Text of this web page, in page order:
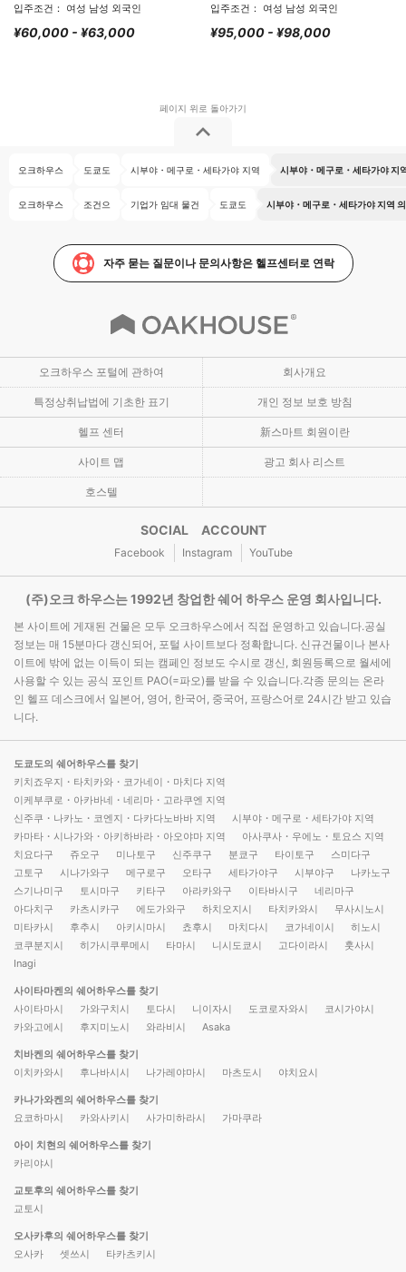
입주조건： 여성 남성 외국인
¥60,000 - ¥63,000
입주조건： 여성 남성 외국인
¥95,000 - ¥98,000
오크하우스 도쿄도 시부야・메구로・세타가야 지역 시부야・메구로・세타가야 지
오크하우스 조건으 기업가 임대 물건 도쿄도 시부야・메구로・세타가야 지역
자주 묻는 질문이나 문의사항은 헬프센터로 연락
오크하우스 포털에 관하여 회사개요
특정상취납법에 기초한 표기 개인 정보 보호 방침
헬프 센터 新스마트 회원이란
사이트 맵 광고 회사 리스트
호스텔
SOCIAL ACCOUNT
Facebook Instagram YouTube
(주)오크 하우스는 1992년 창업한 쉐어 하우스 운영 회사입니다.
본 사이트에 게재된 건물은 모두 오크하우스에서 직접 운영하고 있습니다.공실
정보는 매 15분마다 갱신되어, 포털 사이트보다 정확합니다. 신규건물이나 본사
이트에 밖에 없는 이득이 되는 캠페인 정보도 수시로 갱신, 회원등록으로 월세에
사용할 수 있는 공식 포인트 PAO(=파오)를 받을 수 있습니다.각종 문의는 온라
인 헬프 데스크에서 일본어, 영어, 한국어, 중국어, 프랑스어로 24시간 받고 있습
니다.
도쿄도의 쉐어하우스를 찾기
키치죠우지・타치카와・코가네이・마치다 지역
이케부쿠로・아카바네・네리마・고라쿠엔 지역
신주쿠・나카노・코엔지・다카다노바바 지역
시부야・메구로・세타가야 지역
카마타・시나가와・아키하바라・아오야마 지역
아사쿠사・우에노・토요스 지역
치요다구
쥬오구 미나토구 신주쿠구 분쿄구 타이토구
스미다구
고토구
시나가와구 메구로구 오타구 세타가야구 시부야구
나카노구
스기나미구
토시마구 키타구 아라카와구 이타바시구
네리마구
아다치구
카츠시카구 에도가와구 하치오지시 타치카와시
무사시노시
미타카시
후추시 아키시마시 쵸후시 마치다시 코가네이시
히노시
코쿠분지시
히가시쿠루메시 타마시 니시도쿄시 고다이라시
훗사시
Inagi
사이타마켄의 쉐어하우스를 찾기
사이타마시
가와구치시 토다시 니이자시 도코로자와시
코시가야시
카와고에시
후지미노시 와라비시 Asaka
치바켄의 쉐어하우스를 찾기
이치카와시
후나바시시 나가레야마시 마츠도시 야치요시
카나가와켄의 쉐어하우스를 찾기
요코하마시
카와사키시 사가미하라시 가마쿠라
아이 치현의 쉐어하우스를 찾기
카리야시
교토후의 쉐어하우스를 찾기
교토시
오사카후의 쉐어하우스를 찾기
오사카
셋쓰시 타카츠키시